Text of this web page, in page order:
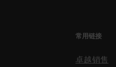
常用链接
卓越销售